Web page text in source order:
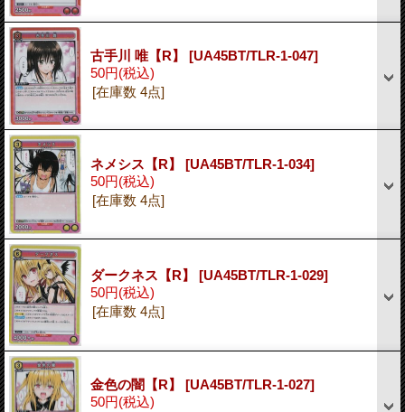
古手川 唯【R】 [UA45BT/TLR-1-047]
50円(税込)
[在庫数 4点]
ネメシス【R】 [UA45BT/TLR-1-034]
50円(税込)
[在庫数 4点]
ダークネス【R】 [UA45BT/TLR-1-029]
50円(税込)
[在庫数 4点]
金色の闇【R】 [UA45BT/TLR-1-027]
50円(税込)